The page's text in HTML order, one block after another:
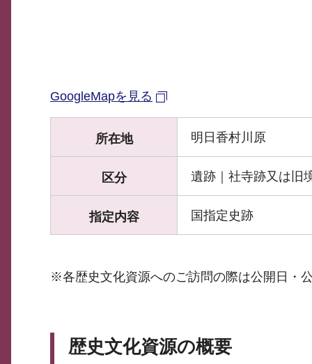
GoogleMapを見る
所在地 明日香村川原
区分 遺跡｜社寺跡又は旧
指定内容 国指定史跡
※各歴史文化資源へのご訪問の際は公開日・
歴史文化資源の概要